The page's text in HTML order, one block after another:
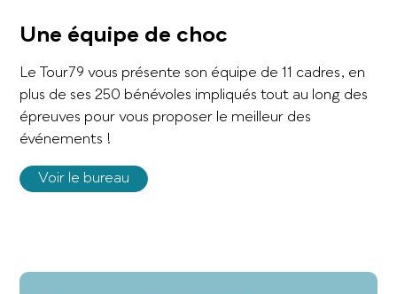
Une équipe de choc
Le Tour79 vous présente son équipe de 11 cadres, en
plus de ses 250 bénévoles impliqués tout au long des
épreuves pour vous proposer le meilleur des
événements !
Voir le bureau